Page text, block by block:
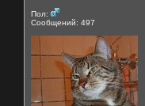
Пол:
Сообщений: 497